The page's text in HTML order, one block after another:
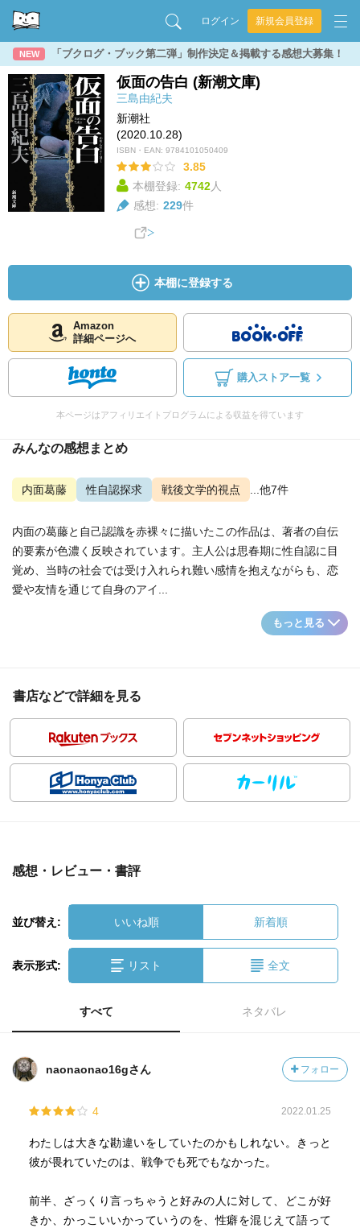
ログイン 新規会員登録
NEW 「ブクログ・ブック第二弾」制作決定＆掲載する感想大募集！
仮面の告白 (新潮文庫)
三島由紀夫
新潮社
(2020.10.28)
ISBN・EAN: 9784101050409
3.85
本棚登録: 4742人
感想: 229件
本棚に登録する
Amazon
詳細ページへ
購入ストア一覧
本ページはアフィリエイトプログラムによる収益を得ています
みんなの感想まとめ
内面葛藤 性自認探求 戦後文学的視点 ...他7件
内面の葛藤と自己認識を赤裸々に描いたこの作品は、著者の自伝
的要素が色濃く反映されています。主人公は思春期に性自認に目
覚め、当時の社会では受け入れられ難い感情を抱えながらも、恋
愛や友情を通じて自身のアイ...
もっと見る
書店などで詳細を見る
感想・レビュー・書評
並び替え: いいね順 新着順
表示形式: リスト 全文
すべて ネタバレ
naonaonao16gさん フォロー
4 2022.01.25
わたしは大きな勘違いをしていたのかもしれない。きっと
彼が畏れていたのは、戦争でも死でもなかった。
前半、ざっくり言っちゃうと好みの人に対して、どこが好
きか、かっこいいかっていうのを、性癖を混じえて語って